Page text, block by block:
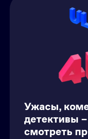
Ужасы,
детективы
смотреть